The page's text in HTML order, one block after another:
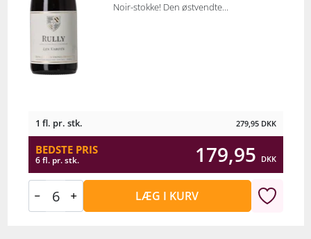
Noir-stokke! Den østvendte...
1 fl. pr. stk. 279,95 DKK
BEDSTE PRIS
6 fl. pr. stk. 179,95 DKK
LÆG I KURV